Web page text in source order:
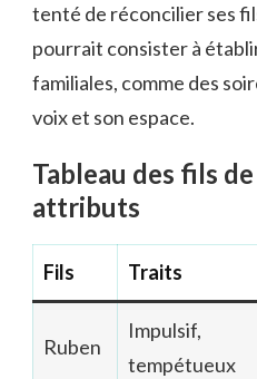
tenté de réconcilier ses
pourrait consister à
familiales, comme des
voix et son espace.
Tableau des fils
attributs
Fils Traits
Ruben
Impulsif,
tempétueux